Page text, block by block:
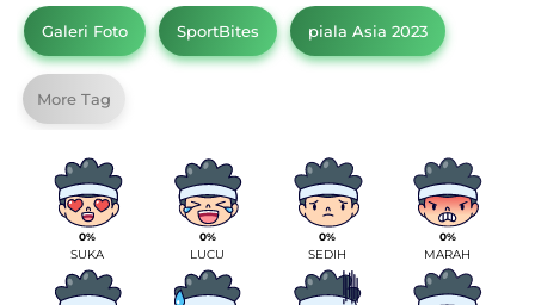
Galeri Foto SportBites piala Asia 2023
More Tag
0%
SUKA
0%
LUCU
0%
SEDIH
0%
MARAH